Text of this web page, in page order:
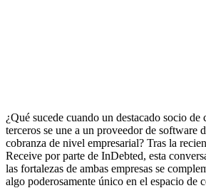
¿Qué sucede cuando un destacado socio de
terceros se une a un proveedor de software
cobranza de nivel empresarial? Tras la
Receive por parte de InDebted, esta
las fortalezas de ambas empresas se
algo poderosamente único en el espacio de